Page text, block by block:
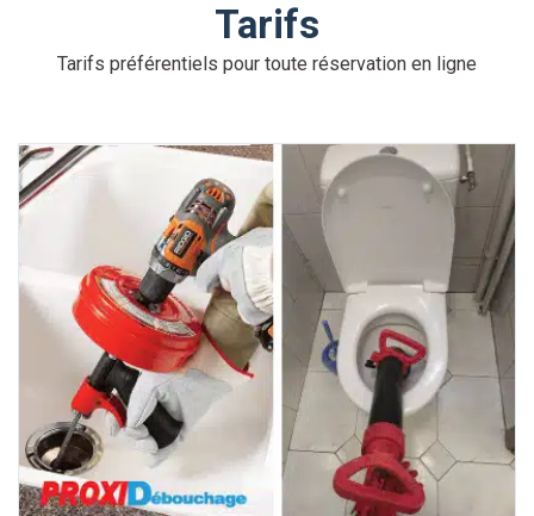
Tarifs
Tarifs préférentiels pour toute réservation en ligne